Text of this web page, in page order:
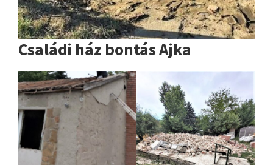
Családi ház bontás Ajka